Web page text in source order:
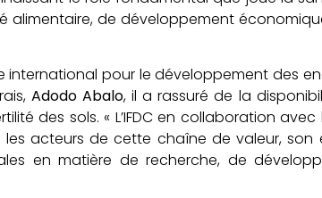
alimentaire, de développement
pour le développement des
Adodo Abalo, il a rassuré de la
des sols. « L’IFDC en collaboration
acteurs de cette chaîne de valeur, son
en matière de recherche, de